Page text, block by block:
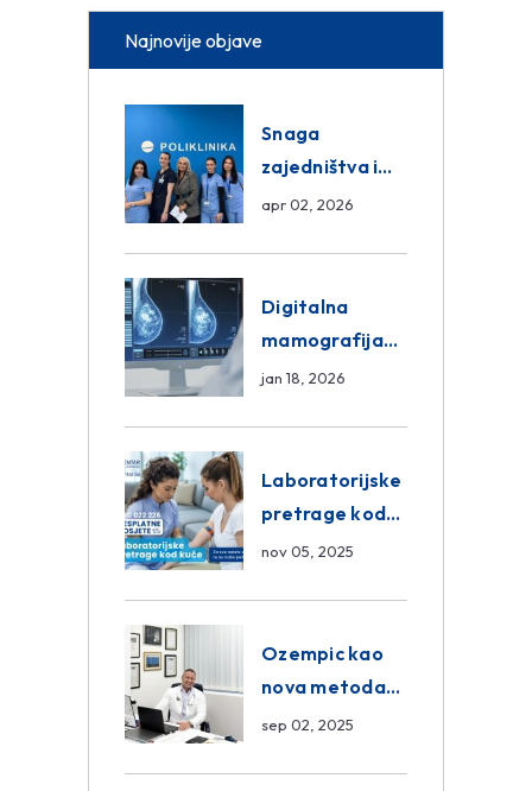
Najnovije objave
Snaga
zajedništva i
razmjena
Group
apr 02, 2026
Digitalna
mamografija
Sarajevo –
Centar
Poliklinika
jan 18, 2026
Laboratorijske
pretrage kod
kuće – novo u
Poliklinici
nov 05, 2025
Ozempic kao
nova metoda
mršavljenja: da
sep 02, 2025